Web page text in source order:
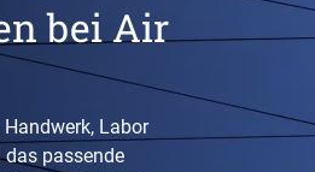
bei Air
Labor
passende